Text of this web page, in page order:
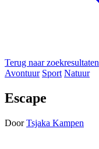
Terug naar zoekresultaten
Avontuur Sport Natuur
Escape
Door Tsjaka Kampen